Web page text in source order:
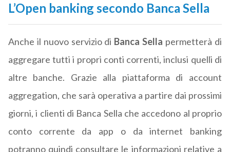
L’Open banking secondo Banca Sella
Anche il nuovo servizio di Banca Sella permetterà di
aggregare tutti i propri conti correnti, inclusi quelli di
altre banche. Grazie alla piattaforma di account
aggregation, che sarà operativa a partire dai prossimi
giorni, i clienti di Banca Sella che accedono al proprio
conto corrente da app o da internet banking
potranno quindi consultare le informazioni relative a